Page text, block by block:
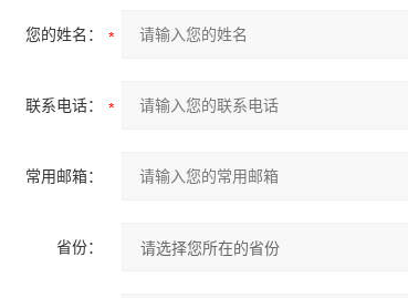
您的姓名：
联系电话：
常用邮箱：
省份：